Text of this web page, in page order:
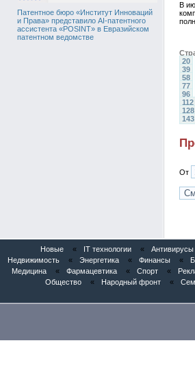
Патентное бюро «Институт Инноваций
и Права» представило AI-патентного
ассистента «POSINT» в Евразийском
патентном ведомстве
В
20
39
58
77
96
112
128
143
От
Новые « IT технологии « Антивирусы
Недвижимость
« Энергетика « Финансы «
Медицина
« Фармацевтика « Спорт «
Общество
« Народный фронт «